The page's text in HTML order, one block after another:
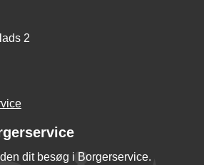
2
dit besøg i Borgerservice.